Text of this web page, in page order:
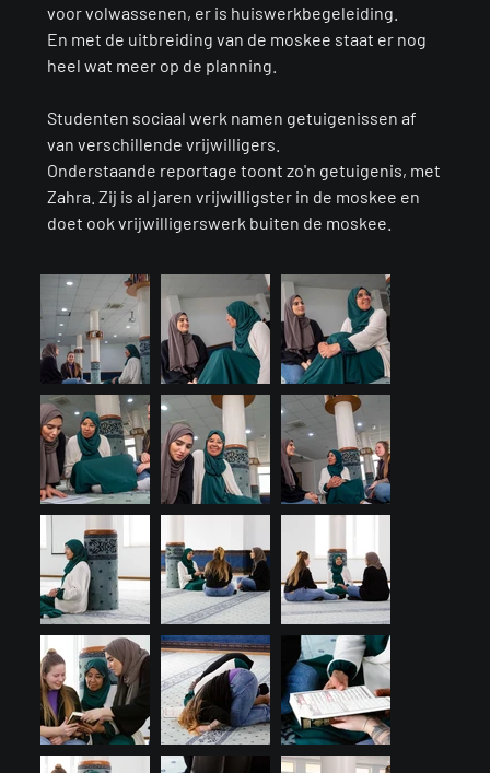
voor volwassenen, er is huiswerkbegeleiding.
En met de uitbreiding van de moskee staat er nog
heel wat meer op de planning.
Studenten sociaal werk namen getuigenissen af
van verschillende vrijwilligers.
Onderstaande reportage toont zo'n getuigenis, met
Zahra. Zij is al jaren vrijwilligster in de moskee en
doet ook vrijwilligerswerk buiten de moskee.